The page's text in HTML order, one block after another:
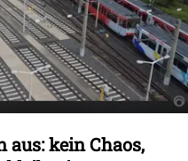
aus: kein Chaos,